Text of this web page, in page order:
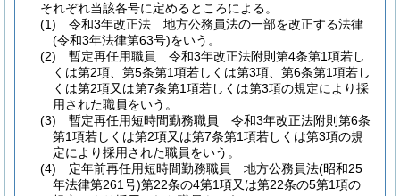
それぞれ当該各号に定めるところによる。
(1)
令和3年改正法 地方公務員法の一部を改正する法律
(令和3年法律第63号)をいう。
(2)
暫定再任用職員 令和3年改正法附則第4条第1項若し
くは第2項、第5条第1項若しくは第3項、第6条第1項若し
くは第2項又は第7条第1項若しくは第3項の規定により採
用された職員をいう。
(3)
暫定再任用短時間勤務職員 令和3年改正法附則第6条
第1項若しくは第2項又は第7条第1項若しくは第3項の規
定により採用された職員をいう。
(4)
定年前再任用短時間勤務職員 地方公務員法(昭和25
年法律第261号)第22条の4第1項又は第22条の5第1項の